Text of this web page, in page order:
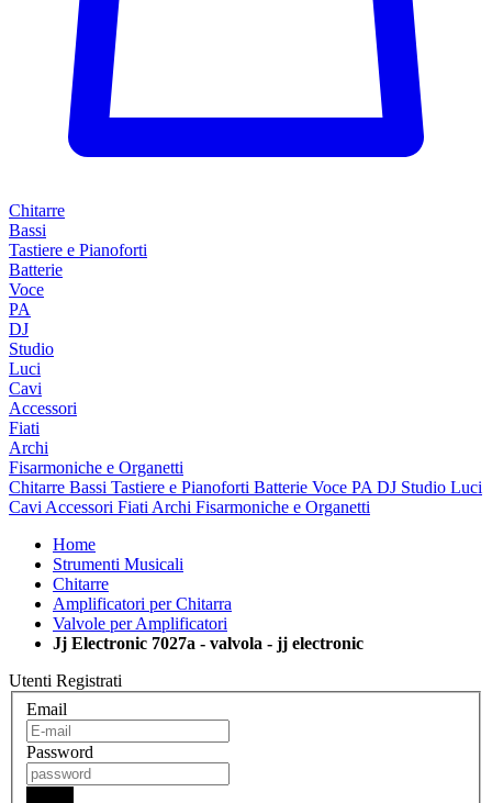
Chitarre
Bassi
Tastiere e Pianoforti
Batterie
Voce
PA
DJ
Studio
Luci
Cavi
Accessori
Fiati
Archi
Fisarmoniche e Organetti
Chitarre Bassi Tastiere e Pianoforti Batterie Voce PA DJ Studio Luci
Cavi Accessori Fiati Archi Fisarmoniche e Organetti
Home
Strumenti Musicali
Chitarre
Amplificatori per Chitarra
Valvole per Amplificatori
Jj Electronic 7027a - valvola - jj electronic
Utenti Registrati
Email
Password